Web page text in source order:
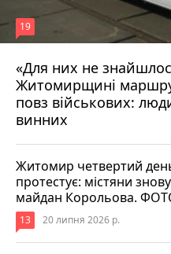
«Для них не
Житомирщині
повз військових:
винних
19
17 липня 2026 р.
Житомир четвертий
протестує: містяни
майдан Корольова.
13 20 липня 2026 р.